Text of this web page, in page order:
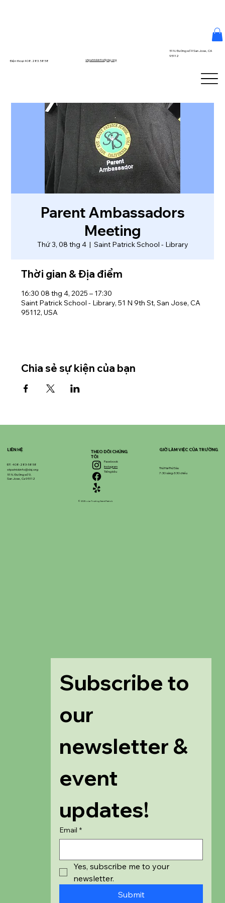
Điện thoại 408.283.5858 stpatrickinfo@dsj.org
51 N. Đường số 9 San Jose, CA
95112
Parent Ambassadors
Meeting
Thứ 3, 08 thg 4
  |
Saint Patrick School - Library
Thời gian & Địa điểm
16:30 08 thg 4, 2025 – 17:30
Saint Patrick School - Library, 51 N 9th St, San Jose, CA
95112, USA
Chia sẻ sự kiện của bạn
LIÊN HỆ
ĐT: 408-283-5858
stpatrickinfo@dsj.org
51 N. Đường số 9,
San Jose, Ca 95112
Subscribe to
our
newsletter &
event
updates!
Email *
Yes, subscribe me to your
newsletter.
Submit
Facebook
Instagram
Tiếng kêu
THEO DÕI CHÚNG
TÔI
© 2025 của Trường Saint Patrick
GIỜ LÀM VIỆC CỦA TRƯỜNG
Thứ Hai-Thứ Sáu
7:30 sáng-3:30 chiều